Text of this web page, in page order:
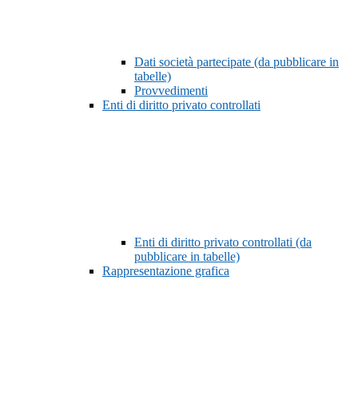
Dati società partecipate (da pubblicare in
tabelle)
Provvedimenti
Enti di diritto privato controllati
Enti di diritto privato controllati (da
pubblicare in tabelle)
Rappresentazione grafica